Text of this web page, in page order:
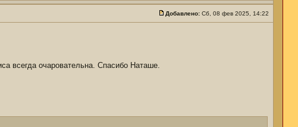
Добавлено: Сб, 08 фев 2025, 14:22
всегда очаровательна. Спасибо Наташе.